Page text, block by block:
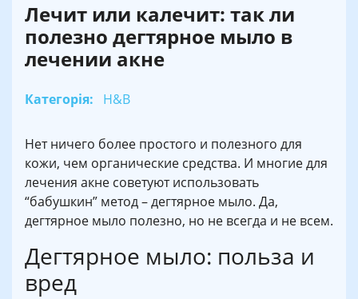
Лечит или калечит: так ли
полезно дегтярное мыло в
лечении акне
Категорія: H&B
Нет ничего более простого и полезного для
кожи, чем органические средства. И многие для
лечения акне советуют использовать
“бабушкин” метод – дегтярное мыло. Да,
дегтярное мыло полезно, но не всегда и не всем.
Дегтярное мыло: польза и
вред